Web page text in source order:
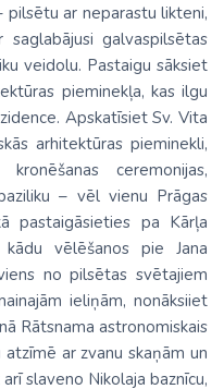
pilsētu ar neparastu likteni,
galvaspilsētas
veidolu. Pastaigu sāksiet
pieminekļa, kas ilgu
Apskatīsiet Sv. Vita
arhitektūras pieminekli,
ceremonijas,
– vēl vienu Prāgas
pastaigāsieties pa Kārļa
vēlēšanos pie Jana
no pilsētas svētajiem
ieliņām, nonāksiiet
Rātsnama astronomiskais
ar zvanu skaņām un
slaveno Nikolaja baznīcu,